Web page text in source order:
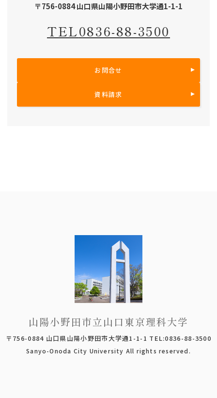
〒756-0884 山口県山陽小野田市大学通1-1-1
TEL0836-88-3500
お問合せ
資料請求
山陽小野田市立山口東京理科大学
〒756-0884 山口県山陽小野田市大学通1-1-1 TEL:0836-88-3500
Sanyo-Onoda City University All rights reserved.